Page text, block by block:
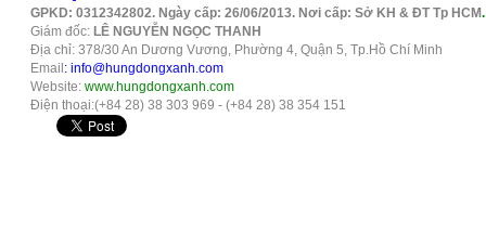
GPKD: 0312342802. Ngày cấp: 26/06/2013. Nơi cấp: Sở KH & ĐT Tp HCM.
Giám đốc:LÊ NGUYỄN NGỌC THANH
Địa chỉ: 378/30 An Dương Vương, Phường 4, Quận 5, Tp.Hồ Chí Minh
Email : info@hungdongxanh.com
Website: www.hungdongxanh.com
Điện thoại:(+84 28) 38 303 969 - (+84 28) 38 354 151